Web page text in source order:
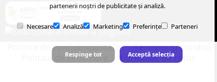
Politica de confidenţialitate
Termeni şi condiţii
Politica de returnare
Formular de retur
partenerii noștri de publicitate și analiză.
Necesare Analiză Marketing Preferințe Parteneri
Respinge tot Acceptă selecția